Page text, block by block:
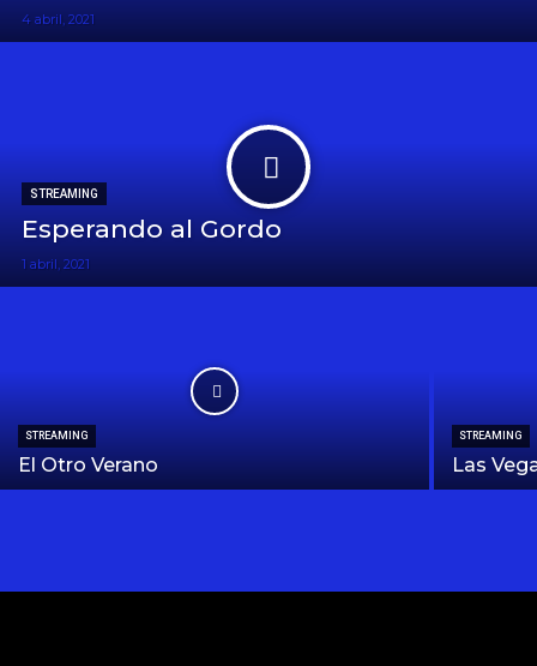
4 abril, 2021
STREAMING
Esperando al Gordo
1 abril, 2021
STREAMING
El Otro Verano
STREAMING
Las